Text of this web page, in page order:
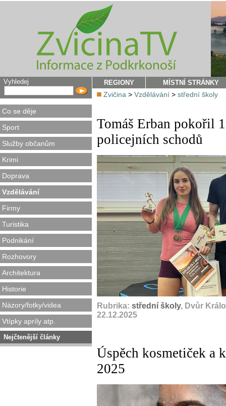
Vyhledej
Co se děje
Sport
Služby občanům
Krimi
Doprava
Vzdělávání
Firmy
Turistika
Podnikání
Rozhovory
Architektura
Historie
Názory/fotky/videa
Vtípky apríly atp.
Nejčtenější články
REGIONY MÍSTNÍ STRÁNKY
Zvičina > Vzdělávání > střední školy
Tomáš Erban pokořil
policejních schodů
Rubrika: střední školy, Dvůr
22.12.2025
Úspěch kosmetiček a
2025